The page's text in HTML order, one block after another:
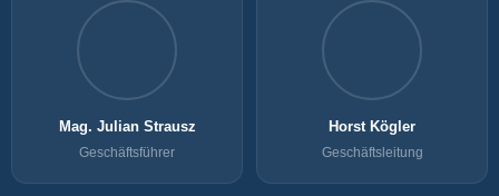
Mag. Julian Strausz
Geschäftsführer
Horst Kögler
Geschäftsleitung